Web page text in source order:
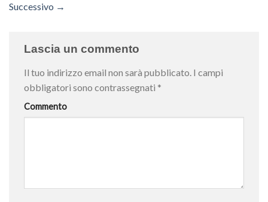
Successivo →
Lascia un commento
Il tuo indirizzo email non sarà pubblicato. I campi
obbligatori sono contrassegnati *
Commento